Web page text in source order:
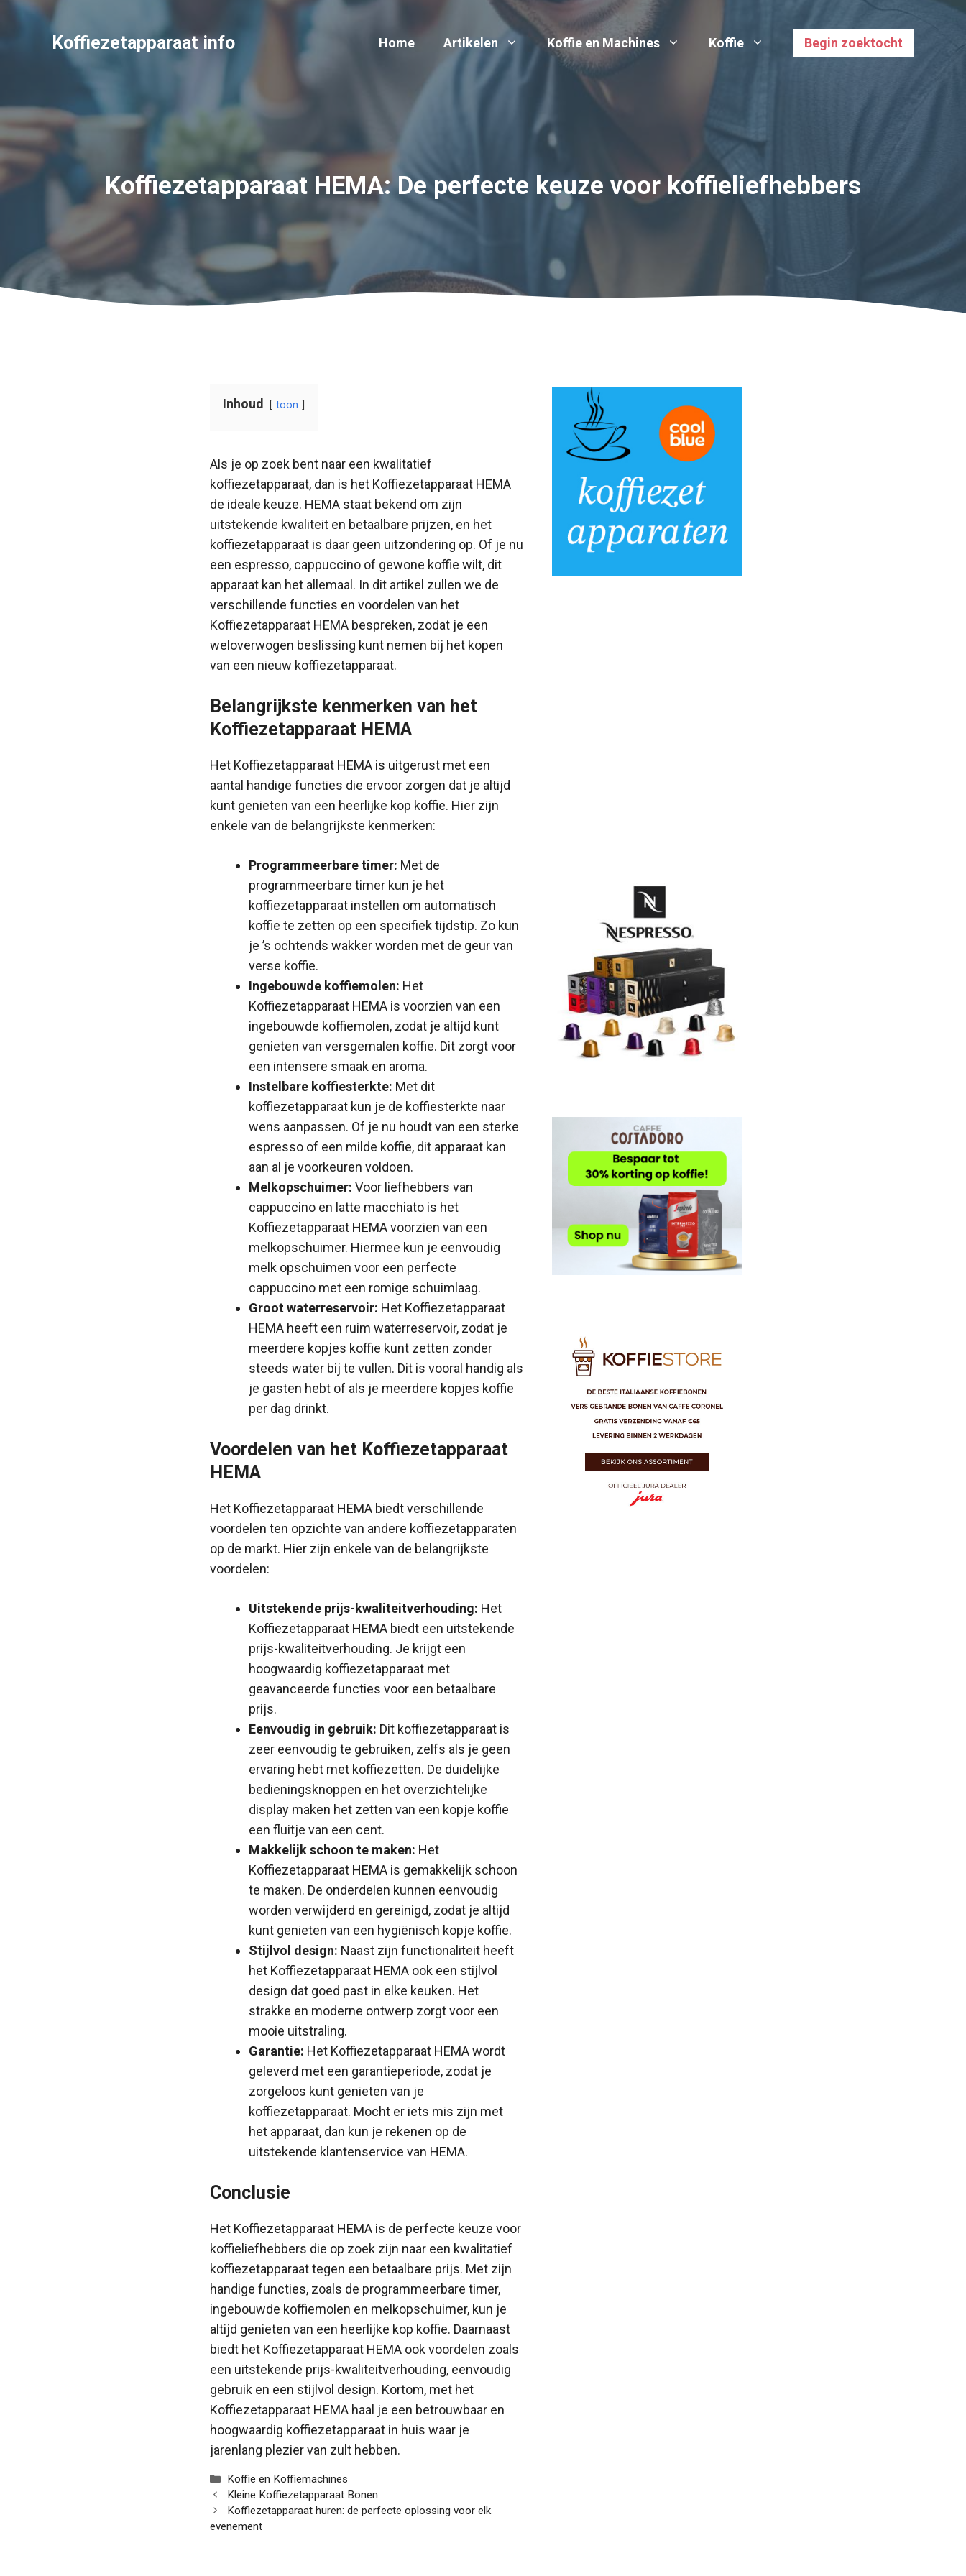
Koffiezetapparaat info Home Artikelen Koffie en Machines Koffie Begin zoektocht
Koffiezetapparaat HEMA: De perfecte keuze voor koffieliefhebbers
Inhoud toon
Als je op zoek bent naar een kwalitatief
koffiezetapparaat, dan is het Koffiezetapparaat HEMA
de ideale keuze. HEMA staat bekend om zijn
uitstekende kwaliteit en betaalbare prijzen, en het
koffiezetapparaat is daar geen uitzondering op. Of je nu
een espresso, cappuccino of gewone koffie wilt, dit
apparaat kan het allemaal. In dit artikel zullen we de
verschillende functies en voordelen van het
Koffiezetapparaat HEMA bespreken, zodat je een
weloverwogen beslissing kunt nemen bij het kopen
van een nieuw koffiezetapparaat.
Belangrijkste kenmerken van het
Koffiezetapparaat HEMA
Het Koffiezetapparaat HEMA is uitgerust met een
aantal handige functies die ervoor zorgen dat je altijd
kunt genieten van een heerlijke kop koffie. Hier zijn
enkele van de belangrijkste kenmerken:
Programmeerbare timer: Met de
programmeerbare timer kun je het
koffiezetapparaat instellen om automatisch
koffie te zetten op een specifiek tijdstip. Zo kun
je ’s ochtends wakker worden met de geur van
verse koffie.
Ingebouwde koffiemolen: Het
Koffiezetapparaat HEMA is voorzien van een
ingebouwde koffiemolen, zodat je altijd kunt
genieten van versgemalen koffie. Dit zorgt voor
een intensere smaak en aroma.
Instelbare koffiesterkte: Met dit
koffiezetapparaat kun je de koffiesterkte naar
wens aanpassen. Of je nu houdt van een sterke
espresso of een milde koffie, dit apparaat kan
aan al je voorkeuren voldoen.
Melkopschuimer: Voor liefhebbers van
cappuccino en latte macchiato is het
Koffiezetapparaat HEMA voorzien van een
melkopschuimer. Hiermee kun je eenvoudig
melk opschuimen voor een perfecte
cappuccino met een romige schuimlaag.
Groot waterreservoir: Het Koffiezetapparaat
HEMA heeft een ruim waterreservoir, zodat je
meerdere kopjes koffie kunt zetten zonder
steeds water bij te vullen. Dit is vooral handig als
je gasten hebt of als je meerdere kopjes koffie
per dag drinkt.
Voordelen van het Koffiezetapparaat
HEMA
Het Koffiezetapparaat HEMA biedt verschillende
voordelen ten opzichte van andere koffiezetapparaten
op de markt. Hier zijn enkele van de belangrijkste
voordelen:
Uitstekende prijs-kwaliteitverhouding: Het
Koffiezetapparaat HEMA biedt een uitstekende
prijs-kwaliteitverhouding. Je krijgt een
hoogwaardig koffiezetapparaat met
geavanceerde functies voor een betaalbare
prijs.
Eenvoudig in gebruik: Dit koffiezetapparaat is
zeer eenvoudig te gebruiken, zelfs als je geen
ervaring hebt met koffiezetten. De duidelijke
bedieningsknoppen en het overzichtelijke
display maken het zetten van een kopje koffie
een fluitje van een cent.
Makkelijk schoon te maken: Het
Koffiezetapparaat HEMA is gemakkelijk schoon
te maken. De onderdelen kunnen eenvoudig
worden verwijderd en gereinigd, zodat je altijd
kunt genieten van een hygiënisch kopje koffie.
Stijlvol design: Naast zijn functionaliteit heeft
het Koffiezetapparaat HEMA ook een stijlvol
design dat goed past in elke keuken. Het
strakke en moderne ontwerp zorgt voor een
mooie uitstraling.
Garantie: Het Koffiezetapparaat HEMA wordt
geleverd met een garantieperiode, zodat je
zorgeloos kunt genieten van je
koffiezetapparaat. Mocht er iets mis zijn met
het apparaat, dan kun je rekenen op de
uitstekende klantenservice van HEMA.
Conclusie
Het Koffiezetapparaat HEMA is de perfecte keuze voor
koffieliefhebbers die op zoek zijn naar een kwalitatief
koffiezetapparaat tegen een betaalbare prijs. Met zijn
handige functies, zoals de programmeerbare timer,
ingebouwde koffiemolen en melkopschuimer, kun je
altijd genieten van een heerlijke kop koffie. Daarnaast
biedt het Koffiezetapparaat HEMA ook voordelen zoals
een uitstekende prijs-kwaliteitverhouding, eenvoudig
gebruik en een stijlvol design. Kortom, met het
Koffiezetapparaat HEMA haal je een betrouwbaar en
hoogwaardig koffiezetapparaat in huis waar je
jarenlang plezier van zult hebben.
Categorieën
Koffie en Koffiemachines
Kleine Koffiezetapparaat Bonen
Koffiezetapparaat huren: de perfecte oplossing voor elk
evenement